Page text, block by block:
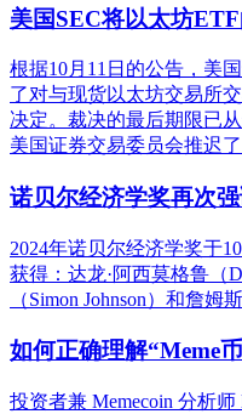
美国SEC将以太坊
根据10月11日的公告，美
了对与现货以太坊交易所
决定。裁决的最后期限已
美国证券交易委员会推迟
诺贝尔经济学奖再次
2024年诺贝尔经济学奖于
获得：达龙·阿西莫格鲁（
（Simon Johnson）和詹姆
如何正确理解“Meme
投资者兼 Memecoin 分析师